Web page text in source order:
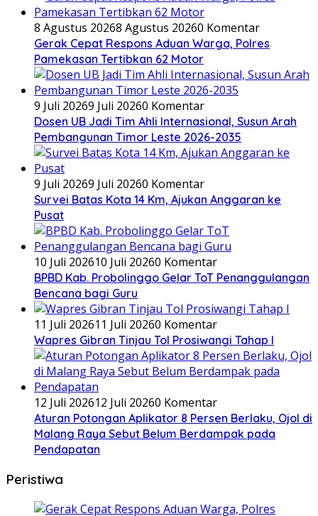
8 Agustus 20268 Agustus 20260 Komentar
Gerak Cepat Respons Aduan Warga, Polres
Pamekasan Tertibkan 62 Motor
9 Juli 20269 Juli 20260 Komentar
Dosen UB Jadi Tim Ahli Internasional, Susun Arah
Pembangunan Timor Leste 2026-2035
9 Juli 20269 Juli 20260 Komentar
Survei Batas Kota 14 Km, Ajukan Anggaran ke
Pusat
10 Juli 202610 Juli 20260 Komentar
BPBD Kab. Probolinggo Gelar ToT Penanggulangan
Bencana bagi Guru
11 Juli 202611 Juli 20260 Komentar
Wapres Gibran Tinjau Tol Prosiwangi Tahap I
12 Juli 202612 Juli 20260 Komentar
Aturan Potongan Aplikator 8 Persen Berlaku, Ojol di
Malang Raya Sebut Belum Berdampak pada
Pendapatan
Peristiwa